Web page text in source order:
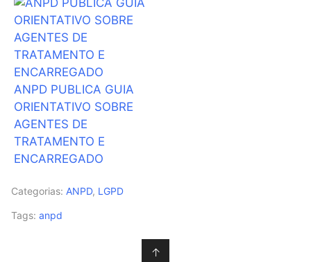
ANPD PUBLICA GUIA
ORIENTATIVO SOBRE
AGENTES DE
TRATAMENTO E
ENCARREGADO
Categorias: ANPD, LGPD
Tags: anpd
↑